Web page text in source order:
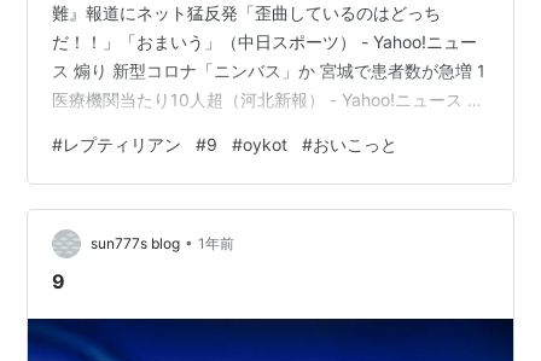
難』報道にネット猛反発「歪曲しているのはどっち
だ！！」「おまいう」（中日スポーツ） - Yahoo!ニュー
ス 煽り 新型コロナ「ニンバス」か 宮城で患者数が急増 1
医療機関当たり10人超（河北新報） - Yahoo!ニュース -
事を認識している、、、 ※ 残り23日 ※ IBC➡923
Intermediate bulk containers (also known as IBCs, IBC
totes, or pallet tanks) バルクボックス➡ゲイロード キュ
ーブ http…
#レプティリアン #9 #oykot #おいこっと
sun777s blog • 1年前
9